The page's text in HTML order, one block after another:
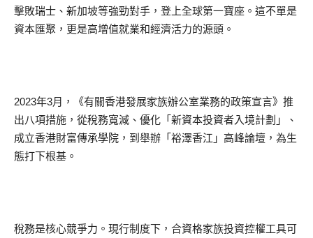
擊敗瑞士、新加坡等強勁對手，登上全球第一寶座。這不單是
資本匯聚，更是高增值就業和經濟活力的源頭。
2023年3月，《有關香港發展家族辦公室業務的政策宣言》推
出八項措施，從稅務寬減、優化「新資本投資者入境計劃」、
成立香港財富傳承學院，到舉辦「裕澤香江」高峰論壇，為生
態打下根基。
稅務是核心競爭力。現行制度下，合資格家族投資控權工具可